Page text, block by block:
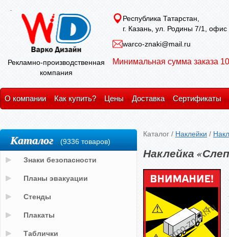
Рекламно-производственная
компания
Республика Татарстан,
г. Казань, ул. Родины 7/1, офис
warco-znaki@mail.ru
Минимальная сумма заказа
О компании Как купить? Цены Доставка Сертификаты
Каталог / Наклейки /
Наклейка
Каталог (9336 товаров)
Знаки безопасности
Планы эвакуации
Стенды
Плакаты
Таблички